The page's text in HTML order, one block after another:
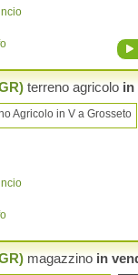
terreno agricolo in
magazzino in